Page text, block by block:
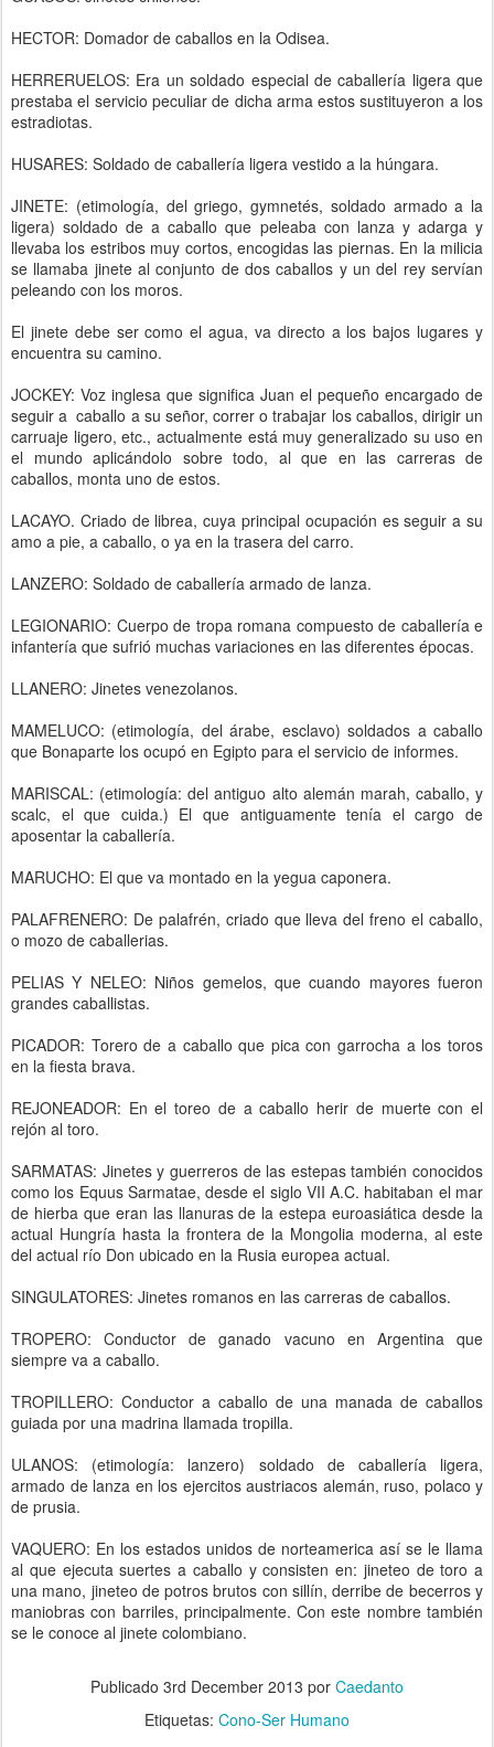
HECTOR: Domador de caballos en la Odisea.
HERRERUELOS: Era un soldado especial de caballería ligera que
prestaba el servicio peculiar de dicha arma estos sustituyeron a los
estradiotas.
HUSARES: Soldado de caballería ligera vestido a la húngara.
JINETE: (etimología, del griego, gymnetés, soldado armado a la
ligera) soldado de a caballo que peleaba con lanza y adarga y
llevaba los estribos muy cortos, encogidas las piernas. En la milicia
se llamaba jinete al conjunto de dos caballos y un del rey servían
peleando con los moros.
El jinete debe ser como el agua, va directo a los bajos lugares y
encuentra su camino.
JOCKEY: Voz inglesa que significa Juan el pequeño encargado de
seguir a caballo a su señor, correr o trabajar los caballos, dirigir un
carruaje ligero, etc., actualmente está muy generalizado su uso en
el mundo aplicándolo sobre todo, al que en las carreras de
caballos, monta uno de estos.
LACAYO. Criado de librea, cuya principal ocupación es seguir a su
amo a pie, a caballo, o ya en la trasera del carro.
LANZERO: Soldado de caballería armado de lanza.
LEGIONARIO: Cuerpo de tropa romana compuesto de caballería e
infantería que sufrió muchas variaciones en las diferentes épocas.
LLANERO: Jinetes venezolanos.
MAMELUCO: (etimología, del árabe, esclavo) soldados a caballo
que Bonaparte los ocupó en Egipto para el servicio de informes.
MARISCAL: (etimología: del antiguo alto alemán marah, caballo, y
scalc, el que cuida.) El que antiguamente tenía el cargo de
aposentar la caballería.
MARUCHO: El que va montado en la yegua caponera.
PALAFRENERO: De palafrén, criado que lleva del freno el caballo,
o mozo de caballerias.
PELIAS Y NELEO: Niños gemelos, que cuando mayores fueron
grandes caballistas.
PICADOR: Torero de a caballo que pica con garrocha a los toros
en la fiesta brava.
REJONEADOR: En el toreo de a caballo herir de muerte con el
rejón al toro.
SARMATAS: Jinetes y guerreros de las estepas también conocidos
como los Equus Sarmatae, desde el siglo VII A.C. habitaban el mar
de hierba que eran las llanuras de la estepa euroasiática desde la
actual Hungría hasta la frontera de la Mongolia moderna, al este
del actual río Don ubicado en la Rusia europea actual.
SINGULATORES: Jinetes romanos en las carreras de caballos.
TROPERO: Conductor de ganado vacuno en Argentina que
siempre va a caballo.
TROPILLERO: Conductor a caballo de una manada de caballos
guiada por una madrina llamada tropilla.
ULANOS: (etimología: lanzero) soldado de caballería ligera,
armado de lanza en los ejercitos austriacos alemán, ruso, polaco y
de prusia.
VAQUERO: En los estados unidos de norteamerica así se le llama
al que ejecuta suertes a caballo y consisten en: jineteo de toro a
una mano, jineteo de potros brutos con sillín, derribe de becerros y
maniobras con barriles, principalmente. Con este nombre también
se le conoce al jinete colombiano.
Publicado 3rd December 2013 por Caedanto
Etiquetas: Cono-Ser Humano